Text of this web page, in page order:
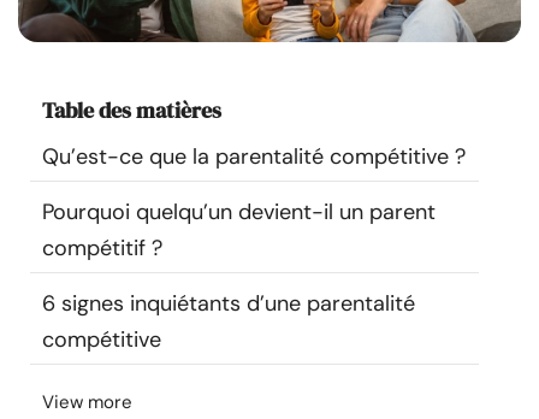
Ressources
Communauté
Trouver un thérapeute
À propos de nous
nous
© Copyright 2026. Tous droits réservés.
Table des matières
Qu’est-ce que la parentalité compétitive ?
Pourquoi quelqu’un devient-il un parent
compétitif ?
6 signes inquiétants d’une parentalité
compétitive
View more